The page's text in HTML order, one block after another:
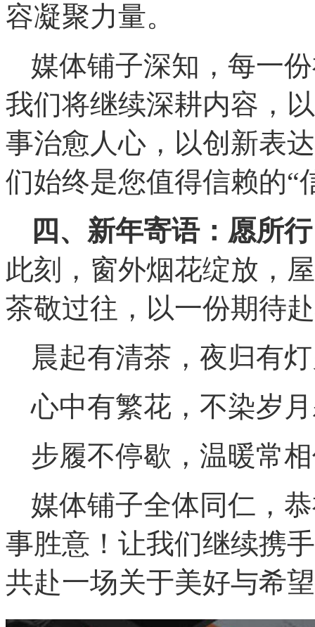
容凝聚力量。
媒体铺子深知，每一
我们将继续深耕内容，
事治愈人心，以创新表
们始终是您值得信赖的“
四、新年寄语：愿所
此刻，窗外烟花绽放，
茶敬过往，以一份期待
晨起有清茶，夜归有
心中有繁花，不染岁
步履不停歇，温暖常
媒体铺子全体同仁，
事胜意！让我们继续携
共赴一场关于美好与希